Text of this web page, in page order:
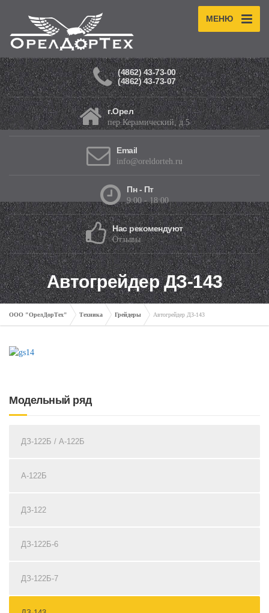
МЕНЮ
(4862) 43-73-00
(4862) 43-73-07
г.Орел
пер.Керамический, д.5
Email
info@oreldorteh.ru
Пн - Пт
9:00 - 18:00
Нас рекомендуют
Отзывы
Автогрейдер ДЗ-143
ООО "ОрелДорТех" Техника Грейдеры Автогрейдер ДЗ-143
Модельный ряд
ДЗ-122Б / А-122Б
А-122Б
ДЗ-122
ДЗ-122Б-6
ДЗ-122Б-7